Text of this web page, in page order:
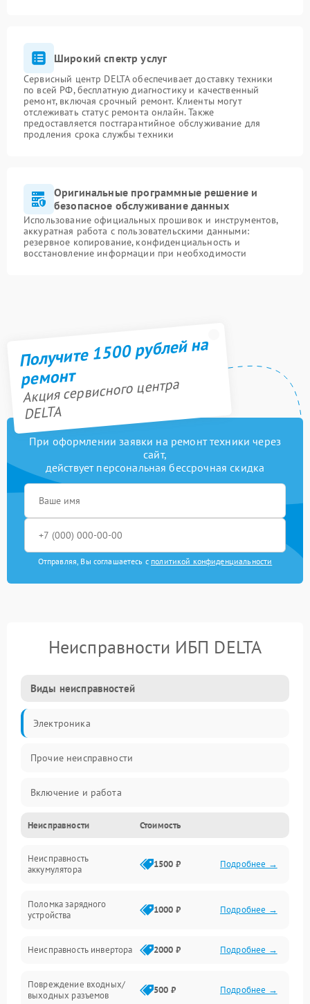
Широкий спектр услуг
Сервисный центр DELTA обеспечивает доставку техники
по всей РФ, бесплатную диагностику и качественный
ремонт, включая срочный ремонт. Клиенты могут
отслеживать статус ремонта онлайн. Также
предоставляется постгарантийное обслуживание для
продления срока службы техники
Оригинальные программные решение и
безопасное обслуживание данных
Использование официальных прошивок и инструментов,
аккуратная работа с пользовательскими данными:
резервное копирование, конфиденциальность и
восстановление информации при необходимости
Получите 1500 рублей на
ремонт
Акция сервисного центра
DELTA
При оформлении заявки на ремонт техники через
сайт,
действует персональная бессрочная скидка
Отправляя, Вы соглашаетесь с политикой конфиденциальности
Неисправности ИБП DELTA
Виды неисправностей
Электроника
Прочие неисправности
Включение и работа
Работа с нагрузкой
Звук и индикация
Механические повреждения
Неисправности Стоимость
Неисправность
аккумулятора
1500 ₽ Подробнее →
Поломка зарядного
устройства
1000 ₽ Подробнее →
Неисправность инвертора 2000 ₽ Подробнее →
Повреждение входных/
выходных разъемов
500 ₽ Подробнее →